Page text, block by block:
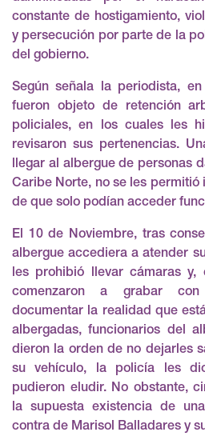
constante de hostigamiento,
y persecución por parte de la
del gobierno.
Según señala la periodista,
fueron objeto de retención
policiales, en los cuales les
revisaron sus pertenencias.
llegar al albergue de personas
Caribe Norte, no se les
de que solo podían acceder
El 10 de Noviembre, tras
albergue accediera a atender
les prohibió llevar cámaras y,
comenzaron a grabar
documentar la realidad que
albergadas, funcionarios del
dieron la orden de no dejarles
su vehículo, la policía les
pudieron eludir. No obstante,
la supuesta existencia de
contra de Marisol Balladares y